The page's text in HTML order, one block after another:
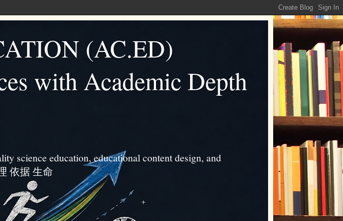
(AC.ED)
with Academic Depth
science education, educational content design, and
依据 生命